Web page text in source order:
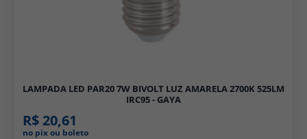
LAMPADA LED PAR20 7W BIVOLT LUZ AMARELA 2700K 525LM
IRC95 - GAYA
R$ 20,61
no pix ou boleto